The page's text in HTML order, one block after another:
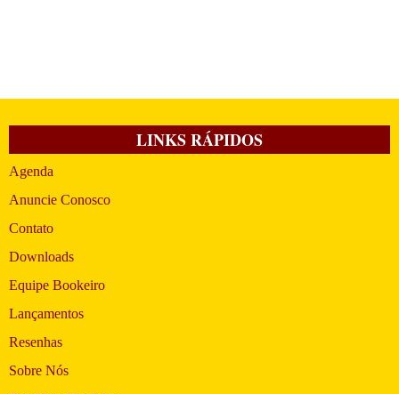
LINKS RÁPIDOS
Agenda
Anuncie Conosco
Contato
Downloads
Equipe Bookeiro
Lançamentos
Resenhas
Sobre Nós